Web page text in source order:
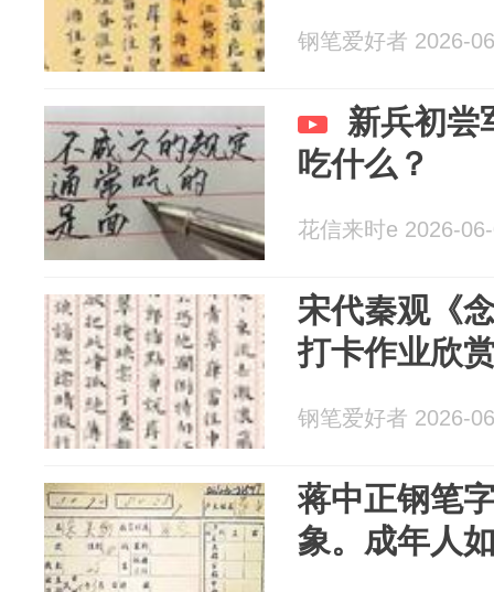
钢笔爱好者 2026-
新兵初尝
吃什么？
花信来时e 2026-
宋代秦观《
打卡作业欣
钢笔爱好者 2026-
蒋中正钢笔
象。成年人